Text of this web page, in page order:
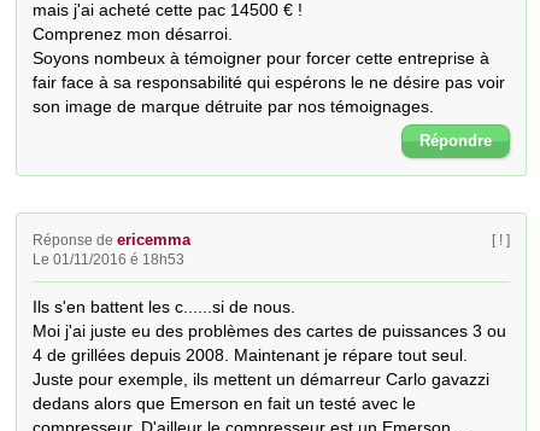
mais j'ai acheté cette pac 14500 € !
Comprenez mon désarroi.
Soyons nombeux à témoigner pour forcer cette entreprise à
fair face à sa responsabilité qui espérons le ne désire pas voir
son image de marque détruite par nos témoignages.
Répondre
Réponse deericemma
Le 01/11/2016 é 18h53
[ ! ]
Ils s'en battent les c......si de nous.
Moi j'ai juste eu des problèmes des cartes de puissances 3 ou
4 de grillées depuis 2008. Maintenant je répare tout seul.
Juste pour exemple, ils mettent un démarreur Carlo gavazzi
dedans alors que Emerson en fait un testé avec le